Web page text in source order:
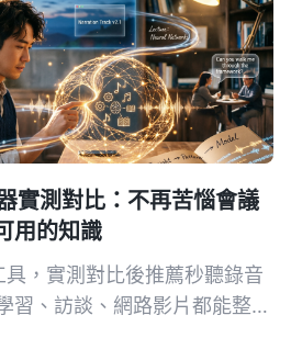
實測對比：不再苦惱會議
用的知識
，實測對比後推薦秒聽錄音
習、訪談、網路影片都能整